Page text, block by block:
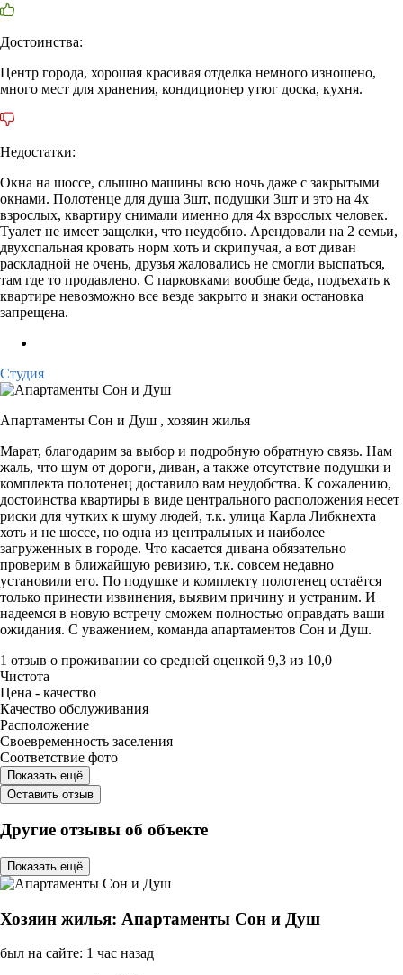
Достоинства:
Центр города, хорошая красивая отделка немного изношено,
много мест для хранения, кондиционер утюг доска, кухня.
Недостатки:
Окна на шоссе, слышно машины всю ночь даже с закрытыми
окнами. Полотенце для душа 3шт, подушки 3шт и это на 4х
взрослых, квартиру снимали именно для 4х взрослых человек.
Туалет не имеет защелки, что неудобно. Арендовали на 2 семьи,
двухспальная кровать норм хоть и скрипучая, а вот диван
раскладной не очень, друзья жаловались не смогли выспаться,
там где то продавлено. С парковками вообще беда, подъехать к
квартире невозможно все везде закрыто и знаки остановка
запрещена.
Студия
Апартаменты Сон и Душ , хозяин жилья
Марат, благодарим за выбор и подробную обратную связь. Нам
жаль, что шум от дороги, диван, а также отсутствие подушки и
комплекта полотенец доставило вам неудобства. К сожалению,
достоинства квартиры в виде центрального расположения несет
риски для чутких к шуму людей, т.к. улица Карла Либкнехта
хоть и не шоссе, но одна из центральных и наиболее
загруженных в городе. Что касается дивана обязательно
проверим в ближайшую ревизию, т.к. совсем недавно
установили его. По подушке и комплекту полотенец остаётся
только принести извинения, выявим причину и устраним. И
надеемся в новую встречу сможем полностью оправдать ваши
ожидания. С уважением, команда апартаментов Сон и Душ.
1 отзыв о проживании со средней оценкой 9,3 из 10,0
Чистота
Цена - качество
Качество обслуживания
Расположение
Своевременность заселения
Соответствие фото
Показать ещё
Оставить отзыв
Другие отзывы об объекте
Показать ещё
Хозяин жилья: Апартаменты Сон и Душ
был на сайте: 1 час назад